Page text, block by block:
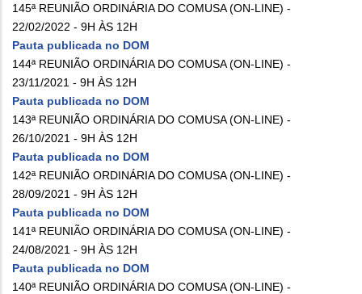
145ª REUNIÃO ORDINÁRIA DO COMUSA (ON-LINE) -
22/02/2022 - 9H ÀS 12H
Pauta publicada no DOM
144ª REUNIÃO ORDINÁRIA DO COMUSA (ON-LINE) -
23/11/2021 - 9H ÀS 12H
Pauta publicada no DOM
143ª REUNIÃO ORDINÁRIA DO COMUSA (ON-LINE) -
26/10/2021 - 9H ÀS 12H
Pauta publicada no DOM
142ª REUNIÃO ORDINÁRIA DO COMUSA (ON-LINE) -
28/09/2021 - 9H ÀS 12H
Pauta publicada no DOM
141ª REUNIÃO ORDINÁRIA DO COMUSA (ON-LINE) -
24/08/2021 - 9H ÀS 12H
Pauta publicada no DOM
140ª REUNIÃO ORDINÁRIA DO COMUSA (ON-LINE) -